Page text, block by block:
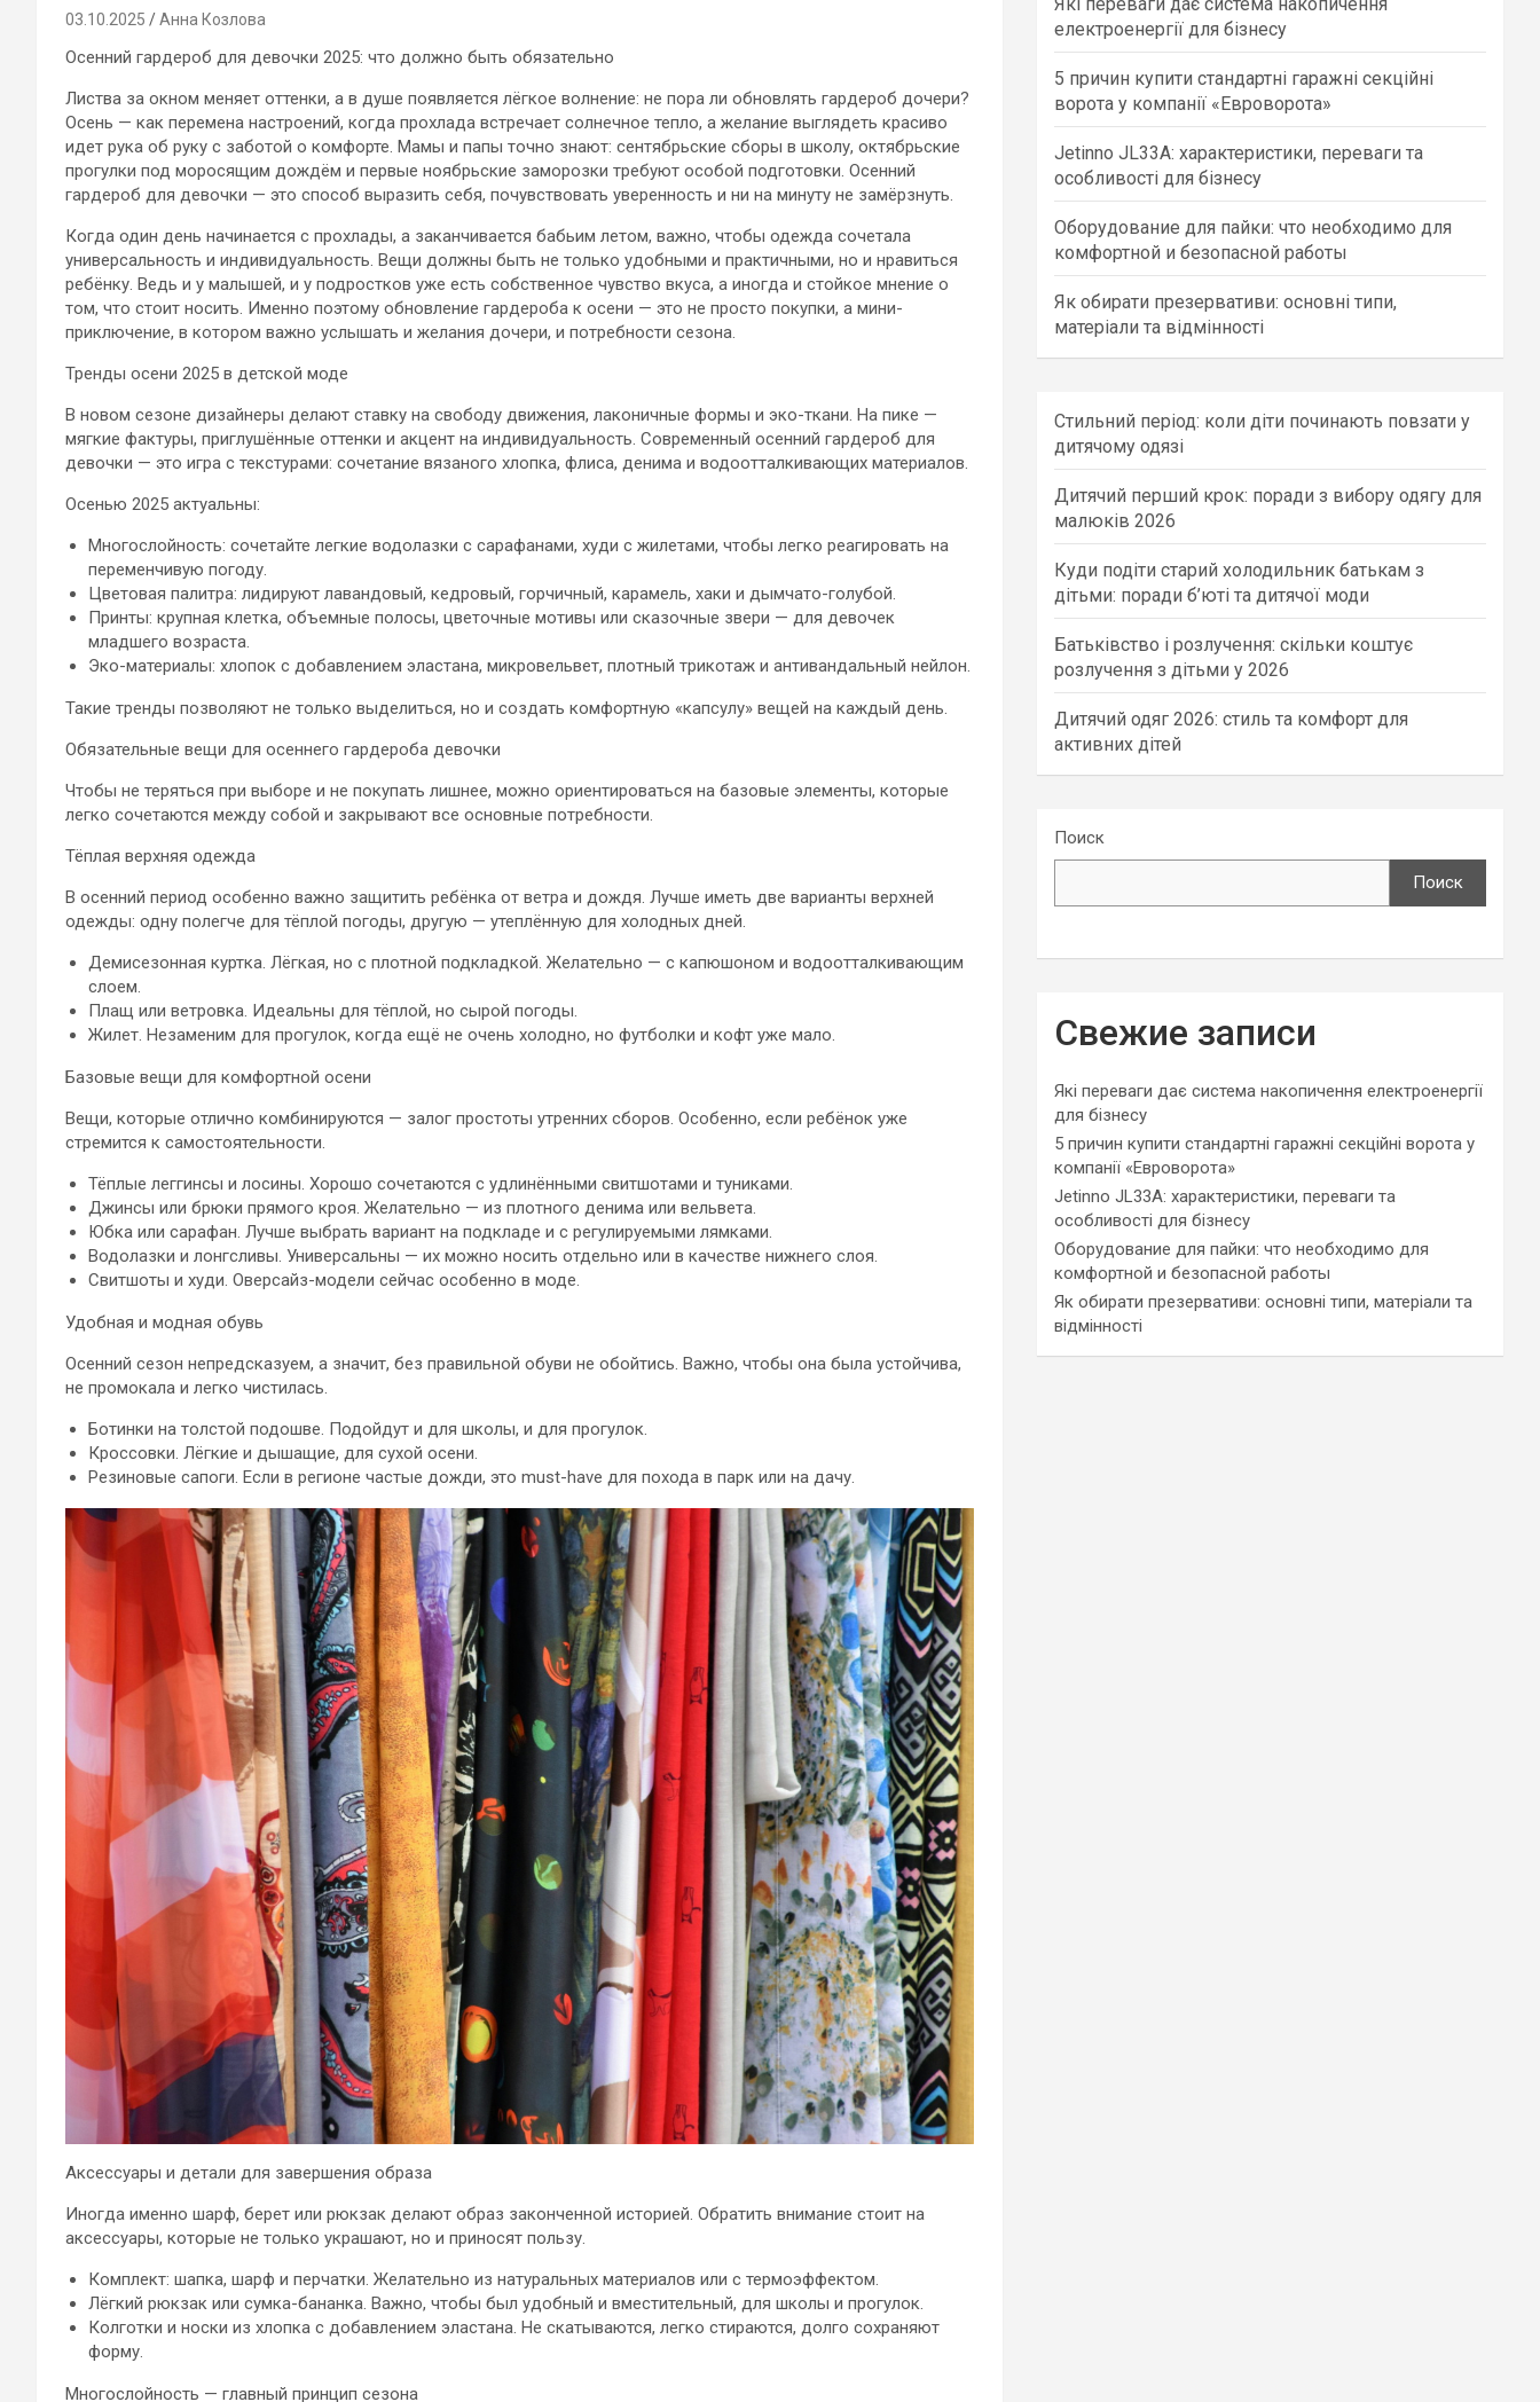
03.10.2025 Анна Козлова
Осенний гардероб для девочки 2025: что должно быть обязательно
Листва за окном меняет оттенки, а в душе появляется лёгкое волнение: не пора ли обновлять гардероб дочери?
Осень — как перемена настроений, когда прохлада встречает солнечное тепло, а желание выглядеть красиво
идет рука об руку с заботой о комфорте. Мамы и папы точно знают: сентябрьские сборы в школу, октябрьские
прогулки под моросящим дождём и первые ноябрьские заморозки требуют особой подготовки. Осенний
гардероб для девочки — это способ выразить себя, почувствовать уверенность и ни на минуту не замёрзнуть.
Когда один день начинается с прохлады, а заканчивается бабьим летом, важно, чтобы одежда сочетала
универсальность и индивидуальность. Вещи должны быть не только удобными и практичными, но и нравиться
ребёнку. Ведь и у малышей, и у подростков уже есть собственное чувство вкуса, а иногда и стойкое мнение о
том, что стоит носить. Именно поэтому обновление гардероба к осени — это не просто покупки, а мини-
приключение, в котором важно услышать и желания дочери, и потребности сезона.
Тренды осени 2025 в детской моде
В новом сезоне дизайнеры делают ставку на свободу движения, лаконичные формы и эко-ткани. На пике —
мягкие фактуры, приглушённые оттенки и акцент на индивидуальность. Современный осенний гардероб для
девочки — это игра с текстурами: сочетание вязаного хлопка, флиса, денима и водоотталкивающих материалов.
Осенью 2025 актуальны:
Многослойность: сочетайте легкие водолазки с сарафанами, худи с жилетами, чтобы легко реагировать на
переменчивую погоду.
Цветовая палитра: лидируют лавандовый, кедровый, горчичный, карамель, хаки и дымчато-голубой.
Принты: крупная клетка, объемные полосы, цветочные мотивы или сказочные звери — для девочек
младшего возраста.
Эко-материалы: хлопок с добавлением эластана, микровельвет, плотный трикотаж и антивандальный нейлон.
Такие тренды позволяют не только выделиться, но и создать комфортную «капсулу» вещей на каждый день.
Обязательные вещи для осеннего гардероба девочки
Чтобы не теряться при выборе и не покупать лишнее, можно ориентироваться на базовые элементы, которые
легко сочетаются между собой и закрывают все основные потребности.
Тёплая верхняя одежда
В осенний период особенно важно защитить ребёнка от ветра и дождя. Лучше иметь две варианты верхней
одежды: одну полегче для тёплой погоды, другую — утеплённую для холодных дней.
Демисезонная куртка. Лёгкая, но с плотной подкладкой. Желательно — с капюшоном и водоотталкивающим
слоем.
Плащ или ветровка. Идеальны для тёплой, но сырой погоды.
Жилет. Незаменим для прогулок, когда ещё не очень холодно, но футболки и кофт уже мало.
Базовые вещи для комфортной осени
Вещи, которые отлично комбинируются — залог простоты утренних сборов. Особенно, если ребёнок уже
стремится к самостоятельности.
Тёплые леггинсы и лосины. Хорошо сочетаются с удлинёнными свитшотами и туниками.
Джинсы или брюки прямого кроя. Желательно — из плотного денима или вельвета.
Юбка или сарафан. Лучше выбрать вариант на подкладе и с регулируемыми лямками.
Водолазки и лонгсливы. Универсальны — их можно носить отдельно или в качестве нижнего слоя.
Свитшоты и худи. Оверсайз-модели сейчас особенно в моде.
Удобная и модная обувь
Осенний сезон непредсказуем, а значит, без правильной обуви не обойтись. Важно, чтобы она была устойчива,
не промокала и легко чистилась.
Ботинки на толстой подошве. Подойдут и для школы, и для прогулок.
Кроссовки. Лёгкие и дышащие, для сухой осени.
Резиновые сапоги. Если в регионе частые дожди, это must-have для похода в парк или на дачу.
Аксессуары и детали для завершения образа
Иногда именно шарф, берет или рюкзак делают образ законченной историей. Обратить внимание стоит на
аксессуары, которые не только украшают, но и приносят пользу.
Комплект: шапка, шарф и перчатки. Желательно из натуральных материалов или с термоэффектом.
Лёгкий рюкзак или сумка-бананка. Важно, чтобы был удобный и вместительный, для школы и прогулок.
Колготки и носки из хлопка с добавлением эластана. Не скатываются, легко стираются, долго сохраняют
форму.
Многослойность — главный принцип сезона
h
електроенергії для бізнесу
5 причин купити стандартні гаражні секційні
ворота у компанії «Евроворота»
Jetinno JL33A: характеристики, переваги та
особливості для бізнесу
Оборудование для пайки: что необходимо для
комфортной и безопасной работы
Як обирати презервативи: основні типи,
матеріали та відмінності
Стильний період: коли діти починають повзати у
дитячому одязі
Дитячий перший крок: поради з вибору одягу для
малюків 2026
Куди подіти старий холодильник батькам з
дітьми: поради б’юті та дитячої моди
Батьківство і розлучення: скільки коштує
розлучення з дітьми у 2026
Дитячий одяг 2026: стиль та комфорт для
активних дітей
Поиск
Поиск
Свежие записи
Які переваги дає система накопичення електроенергії
для бізнесу
5 причин купити стандартні гаражні секційні ворота у
компанії «Евроворота»
Jetinno JL33A: характеристики, переваги та
особливості для бізнесу
Оборудование для пайки: что необходимо для
комфортной и безопасной работы
Як обирати презервативи: основні типи, матеріали та
відмінності